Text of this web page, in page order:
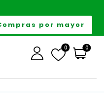
por mayor
0 0